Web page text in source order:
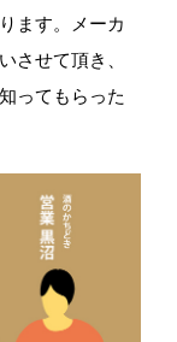
ます。メーカ
させて頂き、
ってもらった